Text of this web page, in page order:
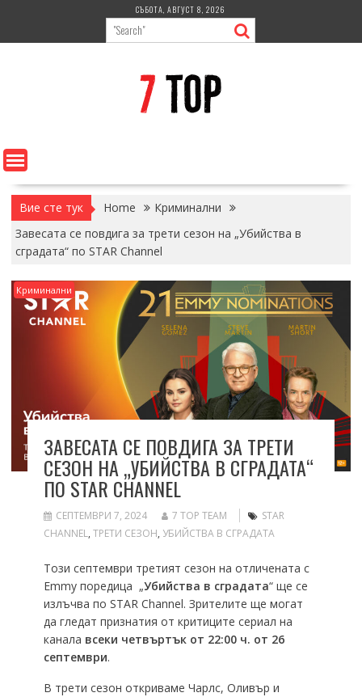
content
СЪБОТА, АВГУСТ 8, 2026
Вие сте тук Home
Криминални
Завесата се повдига за трети сезон на „Убийства в
сградата“ по STAR Channel
Криминални
ЗАВЕСАТА СЕ ПОВДИГА ЗА ТРЕТИ
СЕЗОН НА „УБИЙСТВА В СГРАДАТА“
ПО STAR CHANNEL
СЕПТЕМВРИ 7, 2024 7 TOP TEAM
STAR
CHANNEL, ТРЕТИ СЕЗОН, УБИЙСТВА В СГРАДАТА
Този септември третият сезон на отличената с
Emmy поредица „Убийства в сградата“ ще се
излъчва по STAR Channel. Зрителите ще могат
да гледат признатия от критиците сериал на
канала всеки четвъртък от 22:00 ч. от 26
септември.
В трети сезон откриваме Чарлс, Оливър и